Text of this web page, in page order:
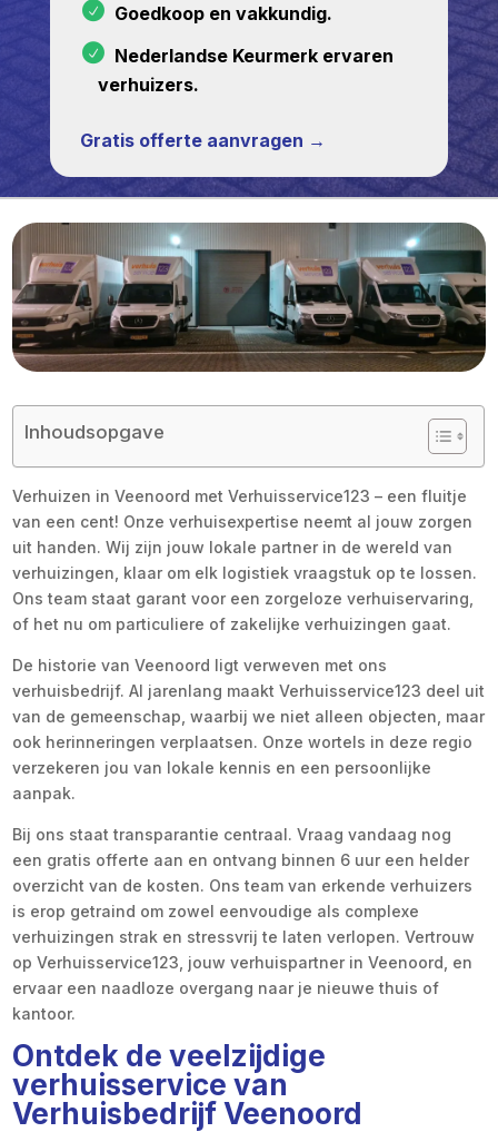
Goedkoop en vakkundig.
Nederlandse Keurmerk ervaren
verhuizers.
Gratis offerte aanvragen →
Inhoudsopgave
Verhuizen in Veenoord met Verhuisservice123 – een fluitje
van een cent! Onze verhuisexpertise neemt al jouw zorgen
uit handen. Wij zijn jouw lokale partner in de wereld van
verhuizingen, klaar om elk logistiek vraagstuk op te lossen.
Ons team staat garant voor een zorgeloze verhuiservaring,
of het nu om particuliere of zakelijke verhuizingen gaat.
De historie van Veenoord ligt verweven met ons
verhuisbedrijf. Al jarenlang maakt Verhuisservice123 deel uit
van de gemeenschap, waarbij we niet alleen objecten, maar
ook herinneringen verplaatsen. Onze wortels in deze regio
verzekeren jou van lokale kennis en een persoonlijke
aanpak.
Bij ons staat transparantie centraal. Vraag vandaag nog
een gratis offerte aan en ontvang binnen 6 uur een helder
overzicht van de kosten. Ons team van erkende verhuizers
is erop getraind om zowel eenvoudige als complexe
verhuizingen strak en stressvrij te laten verlopen. Vertrouw
op Verhuisservice123, jouw verhuispartner in Veenoord, en
ervaar een naadloze overgang naar je nieuwe thuis of
kantoor.
Ontdek de veelzijdige
verhuisservice van
Verhuisbedrijf Veenoord